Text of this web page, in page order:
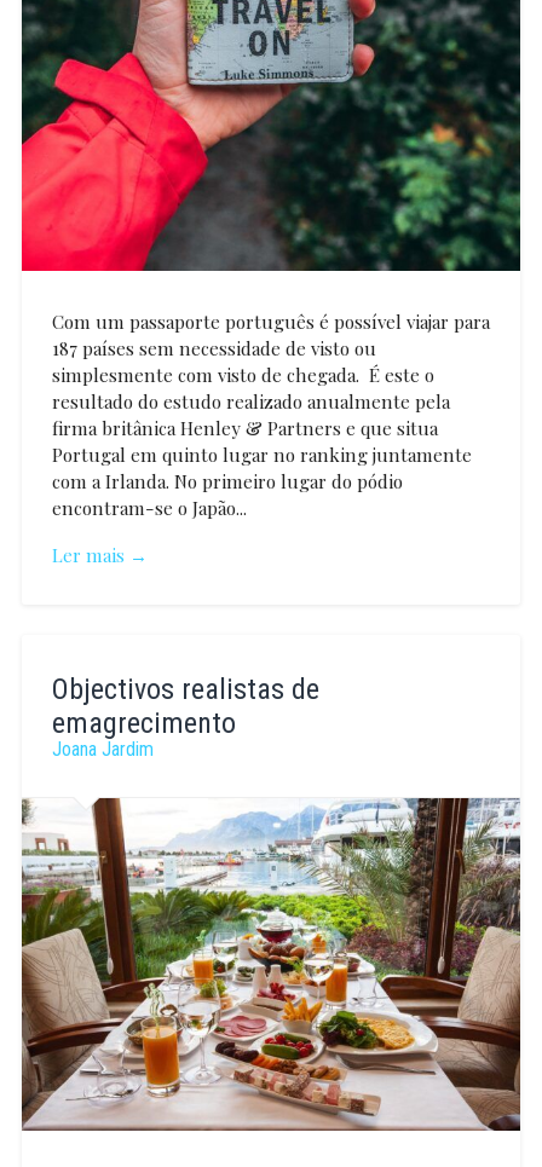
Com um passaporte português é possível viajar para
187 países sem necessidade de visto ou
simplesmente com visto de chegada. É este o
resultado do estudo realizado anualmente pela
firma britânica Henley & Partners e que situa
Portugal em quinto lugar no ranking juntamente
com a Irlanda. No primeiro lugar do pódio
encontram-se o Japão...
Ler mais →
Mendão
Objectivos realistas de
emagrecimento
Joana Jardim